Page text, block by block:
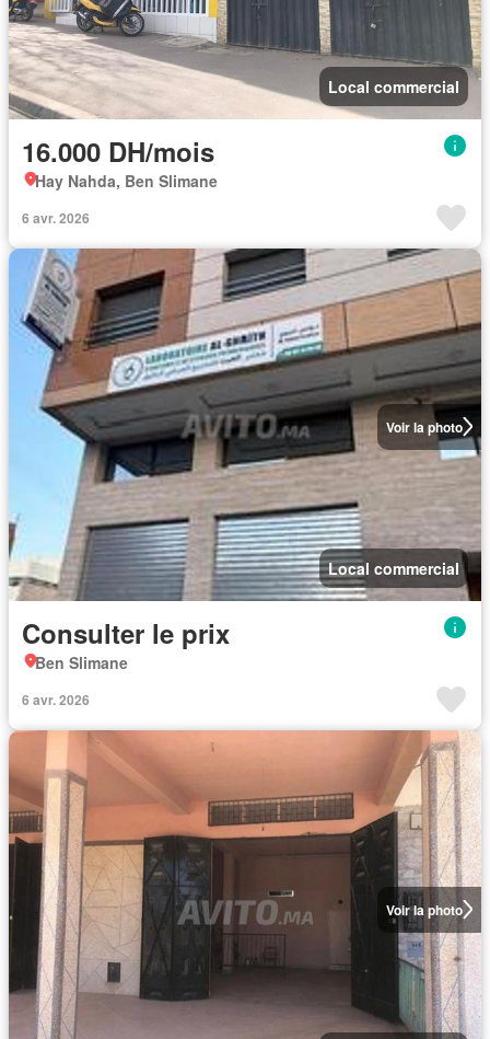
Local commercial
16.000 DH/mois
Hay Nahda, Ben Slimane
6 avr. 2026
Voir la photo
Local commercial
Consulter le prix
Ben Slimane
6 avr. 2026
Voir la photo